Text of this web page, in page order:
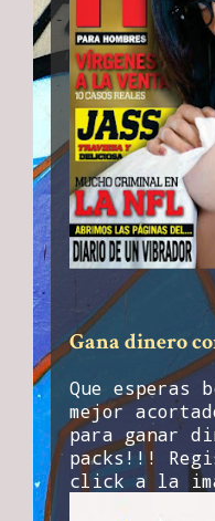
Gana dinero
Que esperas
mejor
para ganar
packs!!!
click a la